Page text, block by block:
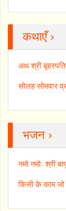
कथाएँ ›
अथ श्री
सोलह सोमवार
भजन ›
नमो नमोः श्री
किसी के काम